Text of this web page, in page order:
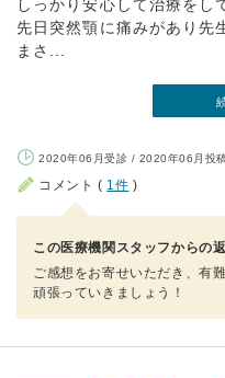
しっかり安心して治療をし
先日突然顎に痛みがあり先
まさ...
2020年06月受診 / 2020年06月投
コメント ( 1件 )
この医療機関スタッフからの
ご感想をお寄せいただき、有
頑張っていきましょう！